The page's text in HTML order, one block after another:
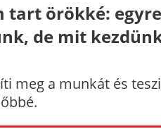
tart örökké: egyre
de mit
meg a munkát és